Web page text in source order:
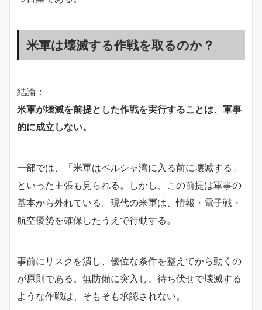
米軍は壊滅する作戦を取るのか？
結論：
米軍が壊滅を前提とした作戦を実行することは、軍事
的に成立しない。
一部では、「米軍はペルシャ湾に入る前に壊滅する」
といった主張も見られる。しかし、この前提は軍事の
基本から外れている。現代の米軍は、情報・電子戦・
航空優勢を確保したうえで行動する。
事前にリスクを潰し、優位な条件を整えてから動くの
が原則である。無防備に突入し、待ち伏せで壊滅する
ような作戦は、そもそも承認されない。